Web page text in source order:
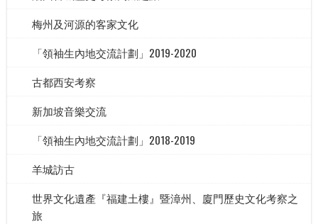
梅州及河源的客家文化
「領袖生內地交流計劃」2019-2020
古都西安考察
新加坡音樂交流
「領袖生內地交流計劃」2018-2019
羊城訪古
世界文化遺產『福建土樓』暨漳州、廈門歷史文化考察之
旅